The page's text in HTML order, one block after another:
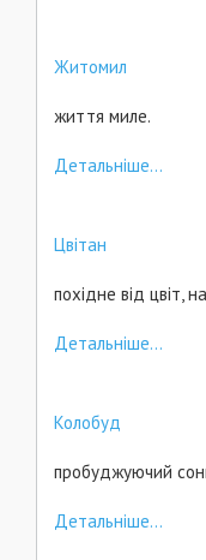
Житомил
життя миле.
Детальніше...
Цвітан
похідне від цвіт,
Детальніше...
Колобуд
пробуджуючий
Детальніше...